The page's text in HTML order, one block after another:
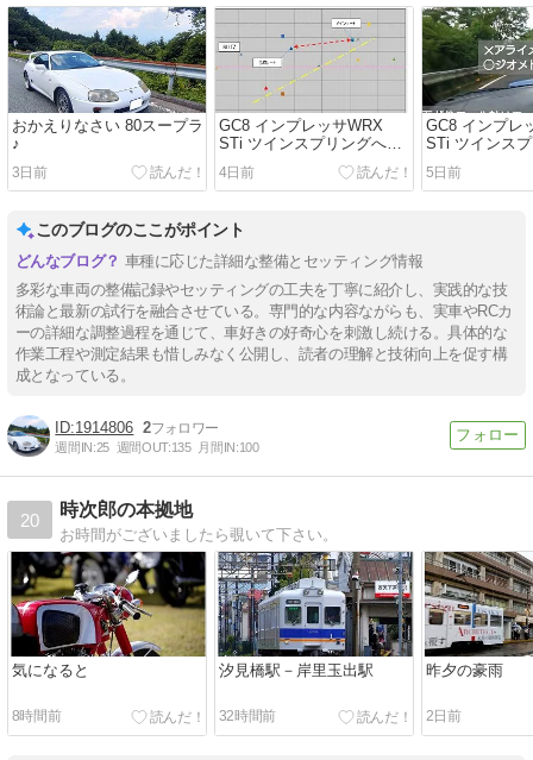
おかえりなさい 80スープラ
♪
3日前
GC8 インプレッサWRX
STi ツインスプリングへ仕
様変更④ 数値整理
4日前
GC8 インプレ
STi ツインス
様変更③ テス
感触♪
5日前
このブログのここがポイント
車種に応じた詳細な整備とセッティング情報
多彩な車両の整備記録やセッティングの工夫を丁寧に紹介し、実践的な技
術論と最新の試行を融合させている。専門的な内容ながらも、実車やRCカ
ーの詳細な調整過程を通じて、車好きの好奇心を刺激し続ける。具体的な
作業工程や測定結果も惜しみなく公開し、読者の理解と技術向上を促す構
成となっている。
1914806 2
週間IN:25 週間OUT:135 月間IN:100
20
時次郎の本拠地
お時間がございましたら覗いて下さい。
気になると
8時間前
汐見橋駅－岸里玉出駅
32時間前
昨夕の豪雨
2日前